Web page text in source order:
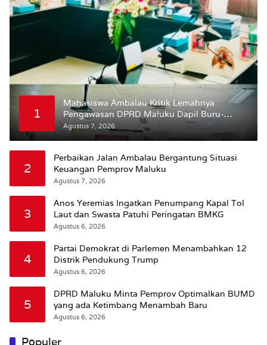
1
Mahasiswa Ambalau Kritik Lemahnya
Pengawasan DPRD Maluku Dapil Buru-
Bursel Terhadap Proses Perubahan Status
Agustus 7, 2026
2
Perbaikan Jalan Ambalau Bergantung Situasi
Keuangan Pemprov Maluku
Agustus 7, 2026
3
Anos Yeremias Ingatkan Penumpang Kapal Tol
Laut dan Swasta Patuhi Peringatan BMKG
Agustus 6, 2026
4
Partai Demokrat di Parlemen Menambahkan 12
Distrik Pendukung Trump
Agustus 6, 2026
5
DPRD Maluku Minta Pemprov Optimalkan BUMD
yang ada Ketimbang Menambah Baru
Agustus 6, 2026
Populer